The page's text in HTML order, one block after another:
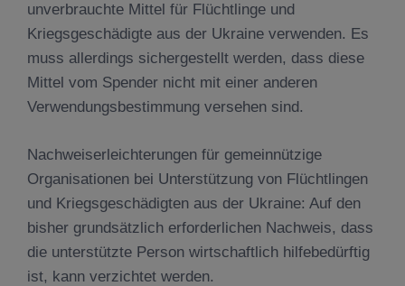
unverbrauchte Mittel für Flüchtlinge und
Kriegsgeschädigte aus der Ukraine verwenden. Es
muss allerdings sichergestellt werden, dass diese
Mittel vom Spender nicht mit einer anderen
Verwendungsbestimmung versehen sind.
Nachweiserleichterungen für gemeinnützige
Organisationen bei Unterstützung von Flüchtlingen
und Kriegsgeschädigten aus der Ukraine: Auf den
bisher grundsätzlich erforderlichen Nachweis, dass
die unterstützte Person wirtschaftlich hilfebedürftig
ist, kann verzichtet werden.